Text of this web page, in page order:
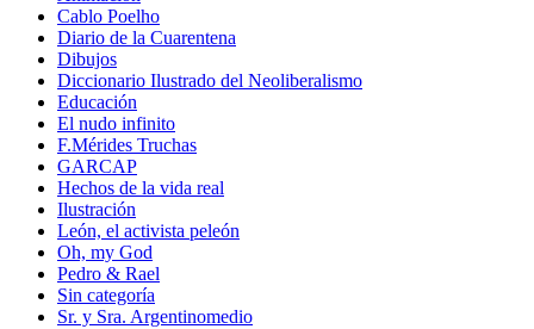
Cablo Poelho
Diario de la Cuarentena
Dibujos
Diccionario Ilustrado del Neoliberalismo
Educación
El nudo infinito
F.Mérides Truchas
GARCAP
Hechos de la vida real
Ilustración
León, el activista peleón
Oh, my God
Pedro & Rael
Sin categoría
Sr. y Sra. Argentinomedio